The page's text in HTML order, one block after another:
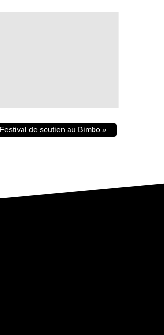
Festival de soutien au Bimbo »